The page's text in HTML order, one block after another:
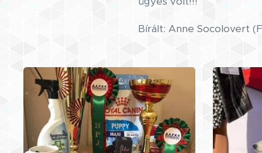
Bírált: Anne Socolovert